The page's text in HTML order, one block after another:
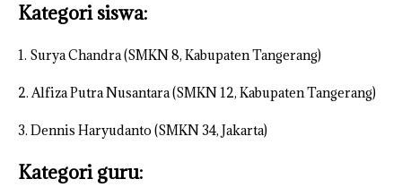
Kategori siswa:
1. Surya Chandra (SMKN 8, Kabupaten Tangerang)
2. Alfiza Putra Nusantara (SMKN 12, Kabupaten Tangerang)
3. Dennis Haryudanto (SMKN 34, Jakarta)
Kategori guru: